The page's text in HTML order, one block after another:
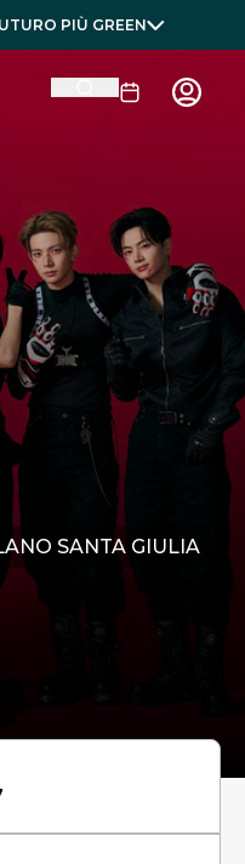
PIÙ GREEN
SANTA GIULIA